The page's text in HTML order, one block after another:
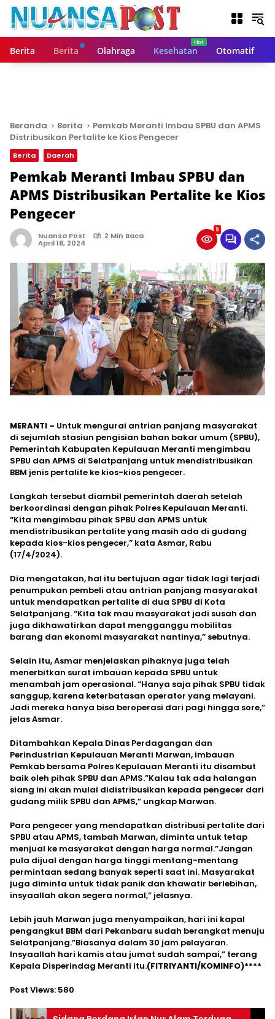
Berita Berita Olahraga Kesehatan Otomatif
Beranda Berita
Pemkab Meranti Imbau SPBU dan APMS
Distribusikan Pertalite ke Kios Pengecer
Berita Daerah
Pemkab Meranti Imbau SPBU dan
APMS Distribusikan Pertalite ke Kios
Pengecer
Nuansa Post 2 Min Baca
April 18, 2024
9
MERANTI – Untuk mengurai antrian panjang masyarakat
di sejumlah stasiun pengisian bahan bakar umum (SPBU),
Pemerintah Kabupaten Kepulauan Meranti mengimbau
SPBU dan APMS di Selatpanjang untuk mendistribusikan
BBM jenis pertalite ke kios-kios pengecer.
Langkah tersebut diambil pemerintah daerah setelah
berkoordinasi dengan pihak Polres Kepulauan Meranti.
“Kita mengimbau pihak SPBU dan APMS untuk
mendistribusikan pertalite yang masih ada di gudang
kepada kios-kios pengecer,” kata Asmar, Rabu
(17/4/2024).
Dia mengatakan, hal itu bertujuan agar tidak lagi terjadi
penumpukan pembeli atau antrian panjang masyarakat
untuk mendapatkan pertalite di dua SPBU di Kota
Selatpanjang. “Kita tak mau masyarakat jadi susah dan
juga dikhawatirkan dapat mengganggu mobilitas
barang dan ekonomi masyarakat nantinya,” sebutnya.
Selain itu, Asmar menjelaskan pihaknya juga telah
menerbitkan surat imbauan kepada SPBU untuk
menambah jam operasional. “Hanya saja pihak SPBU tidak
sanggup, karena keterbatasan operator yang melayani.
Jadi mereka hanya bisa beroperasi dari pagi hingga sore,”
jelas Asmar.
Ditambahkan Kepala Dinas Perdagangan dan
Perindustrian Kepulauan Meranti Marwan, imbauan
Pemkab bersama Polres Kepulauan Meranti itu disambut
baik oleh pihak SPBU dan APMS.”Kalau tak ada halangan
siang ini akan mulai didistribusikan kepada pengecer dari
gudang milik SPBU dan APMS,” ungkap Marwan.
Para pengecer yang mendapatkan distribusi pertalite dari
SPBU atau APMS, tambah Marwan, diminta untuk tetap
menjual ke masyarakat dengan harga normal.”Jangan
pula dijual dengan harga tinggi mentang-mentang
permintaan sedang banyak seperti saat ini. Masyarakat
juga diminta untuk tidak panik dan khawatir berlebihan,
insyaallah akan segera normal,” jelasnya.
Lebih jauh Marwan juga menyampaikan, hari ini kapal
pengangkut BBM dari Pekanbaru sudah berangkat menuju
Selatpanjang.”Biasanya dalam 30 jam pelayaran.
Insyaallah hari kamis atau jumat sudah sampai,” terang
Kepala Disperindag Meranti itu.(FITRIYANTI/KOMINFO)****
Post Views: 580